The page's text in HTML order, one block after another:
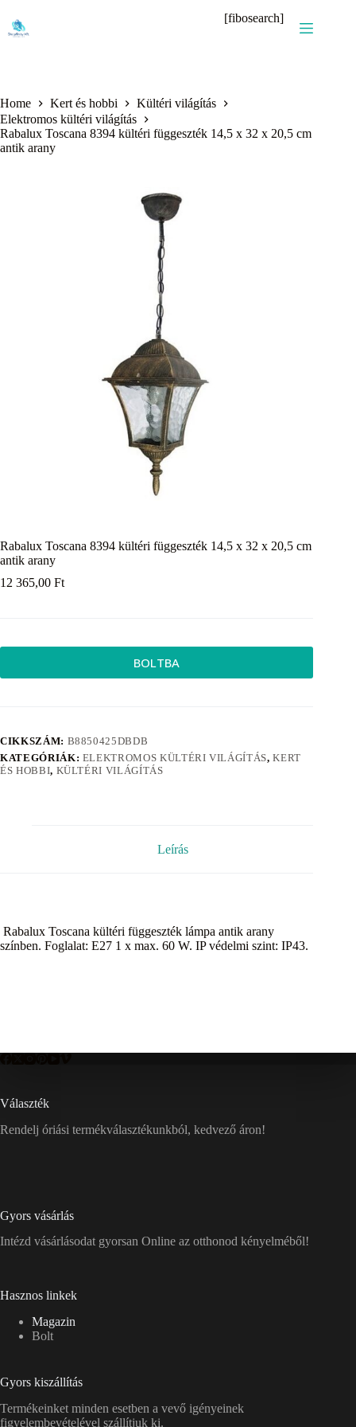
content
[fibosearch]
Home Kert és hobbi
Kültéri világítás
Elektromos kültéri világítás
Rabalux Toscana 8394 kültéri függeszték 14,5 x 32 x 20,5 cm
antik arany
Rabalux Toscana 8394 kültéri függeszték 14,5 x 32 x 20,5 cm
antik arany
12 365,00 Ft
BOLTBA
CIKKSZÁM: B8850425DBDB
KATEGÓRIÁK: ELEKTROMOS KÜLTÉRI VILÁGÍTÁS,KERT
ÉS HOBBI, KÜLTÉRI VILÁGÍTÁS
Leírás
Rabalux Toscana kültéri függeszték lámpa antik arany
színben. Foglalat: E27 1 x max. 60 W. IP védelmi szint: IP43.
Választék
Rendelj óriási termékválasztékunkból, kedvező áron!
Gyors vásárlás
Intézd vásárlásodat gyorsan Online az otthonod kényelméből!
Hasznos linkek
Magazin
Bolt
Gyors kiszállítás
Termékeinket minden esetben a vevő igényeinek
figyelembevételével szállítjuk ki.